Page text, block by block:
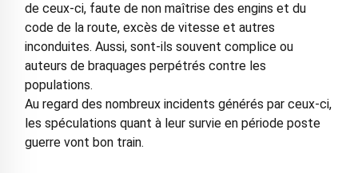
de ceux-ci, faute de non maîtrise des engins et du
code de la route, excès de vitesse et autres
inconduites. Aussi, sont-ils souvent complice ou
auteurs de braquages perpétrés contre les
populations.
Au regard des nombreux incidents générés par ceux-ci,
les spéculations quant à leur survie en période poste
guerre vont bon train.